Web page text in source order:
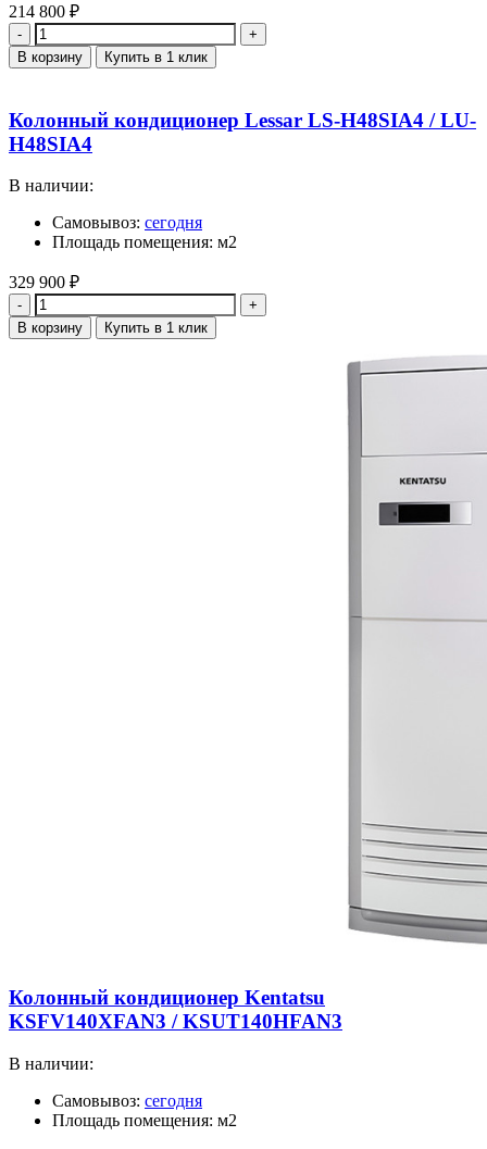
214 800 ₽
Количество
В корзину Купить в 1 клик
Колонный кондиционер Lessar LS-H48SIA4 / LU-
H48SIA4
В наличии:
Самовывоз: сегодня
Площадь помещения: м2
329 900 ₽
Количество
В корзину Купить в 1 клик
Колонный кондиционер Kentatsu
KSFV140XFAN3 / KSUT140HFAN3
В наличии:
Самовывоз: сегодня
Площадь помещения: м2